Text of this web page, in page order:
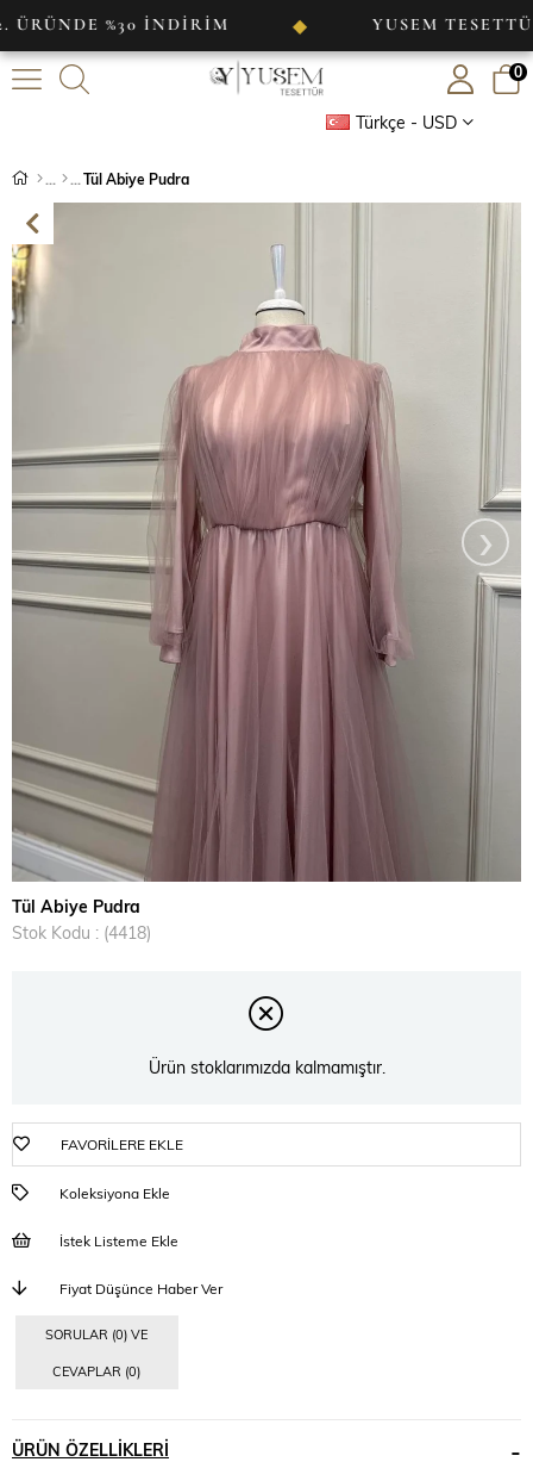
%30 İNDİRİM ◆ YUSEM TESETTÜR
Türkçe - USD
0
Tül Abiye Pudra
›
Tül Abiye Pudra
Stok Kodu
(4418)
Ürün stoklarımızda kalmamıştır.
FAVORILERE EKLE
Koleksiyona Ekle
İstek Listeme Ekle
Fiyat Düşünce Haber Ver
SORULAR (0) VE
CEVAPLAR (0)
ÜRÜN ÖZELLIKLERI